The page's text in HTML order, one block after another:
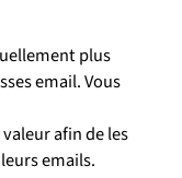
plus
email. Vous
afin de les
emails.